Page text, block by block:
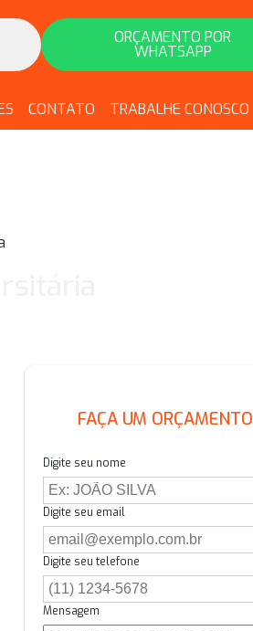
ORÇAMENTO POR
WHATSAPP
CONTATO TRABALHE CONOSCO
FAÇA UM ORÇAMENTO
Digite seu nome
Digite seu email
Digite seu telefone
Mensagem